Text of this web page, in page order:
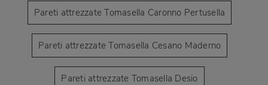
Pareti attrezzate Tomasella Caronno Pertusella
Pareti attrezzate Tomasella Cesano Maderno
Pareti attrezzate Tomasella Desio